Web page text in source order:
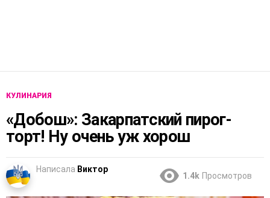
КУЛИНАРИЯ
«Добош»: Закарпатский пирог-
торт! Ну очень уж хорош
Написала Виктор
1.4k Просмотров